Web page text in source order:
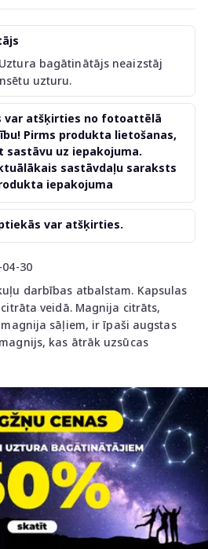
30
darbības atbalstam. Kapsulas
veidā. Magnija citrāts,
sāļiem, ir īpaši augstas
kas ātrāk uzsūcas
bagātinātājs neaizstāj
uzturu.
var atšķirties no fotoattēlā
Pirms produkta lietošanas,
sastāvu uz iepakojuma.
sastāvdaļu saraksts
iepakojuma
var atšķirties.